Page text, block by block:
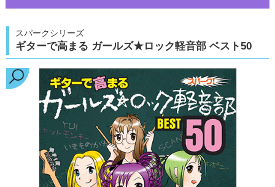
スパークシリーズ
ギターで高まる ガールズ★ロック軽音部 ベスト50